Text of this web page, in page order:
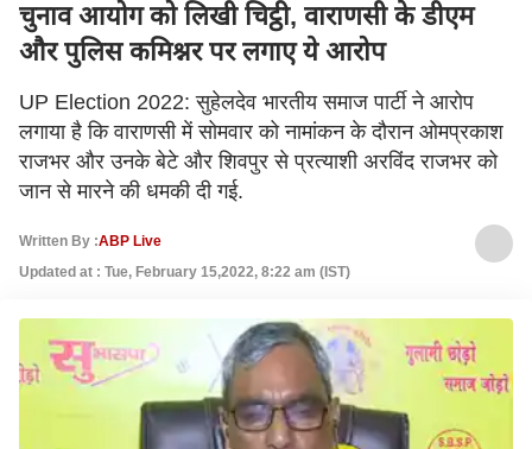
चुनाव आयोग को लिखी चिट्ठी, वाराणसी के डीएम
और पुलिस कमिश्नर पर लगाए ये आरोप
UP Election 2022: सुहेलदेव भारतीय समाज पार्टी ने आरोप
लगाया है कि वाराणसी में सोमवार को नामांकन के दौरान ओमप्रकाश
राजभर और उनके बेटे और शिवपुर से प्रत्याशी अरविंद राजभर को
जान से मारने की धमकी दी गई.
Written By :ABP Live
Updated at : Tue, February 15,2022, 8:22 am (IST)